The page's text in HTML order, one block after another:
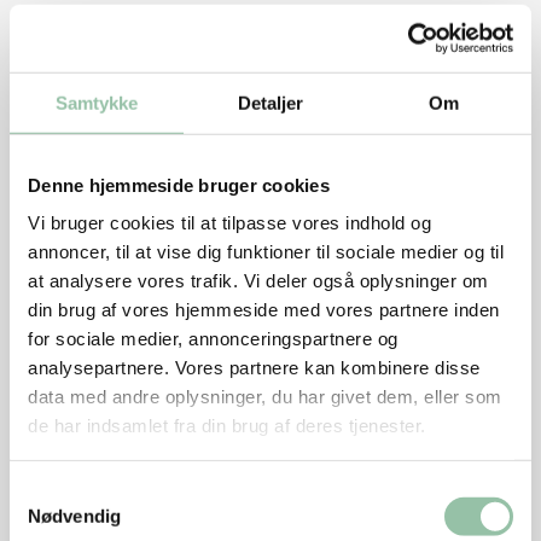
Samtykke Detaljer Om
Denne hjemmeside bruger cookies
Vi bruger cookies til at tilpasse vores indhold og
annoncer, til at vise dig funktioner til sociale medier og til
at analysere vores trafik. Vi deler også oplysninger om
din brug af vores hjemmeside med vores partnere inden
for sociale medier, annonceringspartnere og
analysepartnere. Vores partnere kan kombinere disse
data med andre oplysninger, du har givet dem, eller som
de har indsamlet fra din brug af deres tjenester.
Nødvendig
kødet bliver mørt.
Stød eller hak enebær så fint som muligt.
Kom finthakkede løg, enebær, æggeblomme,
eddike, salt, sukker og sennep i en skål og pisk det,
imens olien hældes forsigtig i eller lav det i en
blender.
Smag til og vend fintklippet kørvel i.
Skær avocado i skiver.